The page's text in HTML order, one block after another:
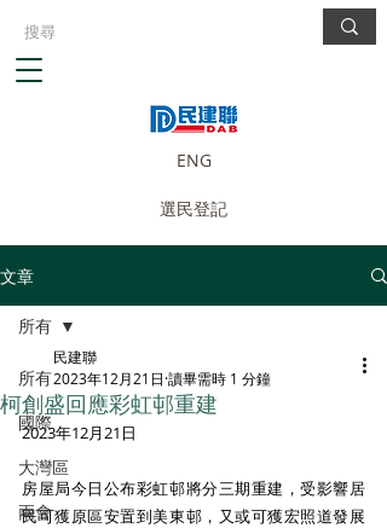
ENG
選民登記
文章
所有
國際
大灣區
兩會
所有
柯創盛回應彩虹邨重建
民建聯
2023年12月21日 讀畢需時 1 分鐘
2023年12月21日
房屋局今日公布彩虹邨將分三期重建，受影響居
民可獲原區安置到美東邨，又或可獲宏照道發展